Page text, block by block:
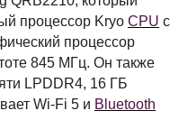
процессор Kryo CPU с
процессор
845 МГц. Он также
LPDDR4, 16 ГБ
Wi-Fi 5 и Bluetooth